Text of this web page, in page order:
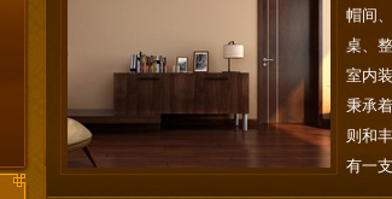
帽间
桌、
室内
秉承
则和
有一